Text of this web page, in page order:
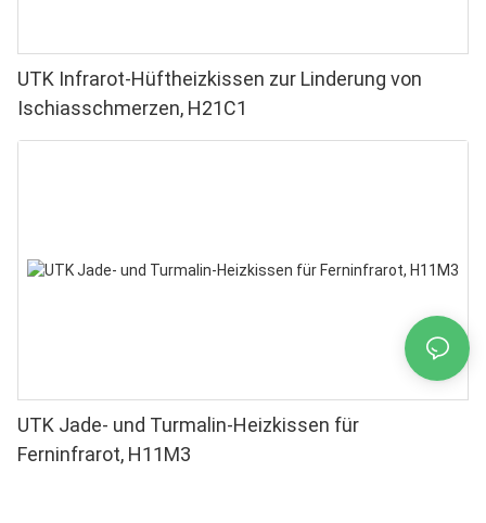
UTK Infrarot-Hüftheizkissen zur Linderung von
Ischiasschmerzen, H21C1
UTK Jade- und Turmalin-Heizkissen für
Ferninfrarot, H11M3